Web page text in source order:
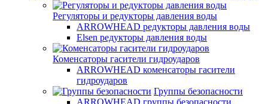
Регуляторы и редукторы давления воды
ARROWHEAD редукторы давления воды
Elsen редукторы давления воды
Коменсаторы гасители гидроударов
ARROWHEAD коменсаторы гасители
гидроударов
Группы безопасности
ARROWHEAD группы безопасности